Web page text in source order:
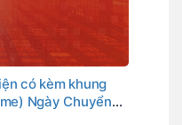
có kèm khung
Ngày Chuyển